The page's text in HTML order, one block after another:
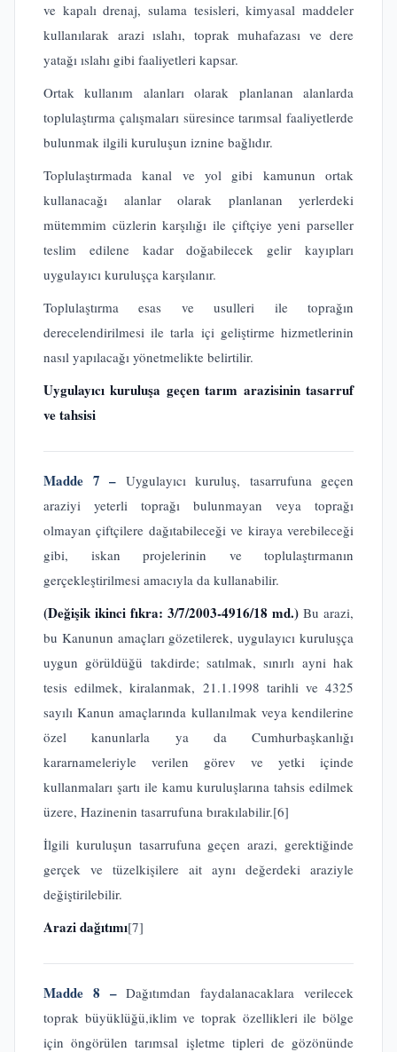
ve kapalı drenaj, sulama tesisleri, kimyasal maddeler
kullanılarak arazi ıslahı, toprak muhafazası ve dere
yatağı ıslahı gibi faaliyetleri kapsar.
Ortak kullanım alanları olarak planlanan alanlarda
toplulaştırma çalışmaları süresince tarımsal faaliyetlerde
bulunmak ilgili kuruluşun iznine bağlıdır.
Toplulaştırmada kanal ve yol gibi kamunun ortak
kullanacağı alanlar olarak planlanan yerlerdeki
mütemmim cüzlerin karşılığı ile çiftçiye yeni parseller
teslim edilene kadar doğabilecek gelir kayıpları
uygulayıcı kuruluşça karşılanır.
Toplulaştırma esas ve usulleri ile toprağın
derecelendirilmesi ile tarla içi geliştirme hizmetlerinin
nasıl yapılacağı yönetmelikte belirtilir.
Uygulayıcı kuruluşa geçen tarım arazisinin tasarruf
ve tahsisi
Madde 7 – Uygulayıcı kuruluş, tasarrufuna geçen
araziyi yeterli toprağı bulunmayan veya toprağı
olmayan çiftçilere dağıtabileceği ve kiraya verebileceği
gibi, iskan projelerinin ve toplulaştırmanın
gerçekleştirilmesi amacıyla da kullanabilir.
(Değişik ikinci fıkra: 3/7/2003-4916/18 md.) Bu arazi,
bu Kanunun amaçları gözetilerek, uygulayıcı kuruluşça
uygun görüldüğü takdirde; satılmak, sınırlı ayni hak
tesis edilmek, kiralanmak, 21.1.1998 tarihli ve 4325
sayılı Kanun amaçlarında kullanılmak veya kendilerine
özel kanunlarla ya da Cumhurbaşkanlığı
kararnameleriyle verilen görev ve yetki içinde
kullanmaları şartı ile kamu kuruluşlarına tahsis edilmek
üzere, Hazinenin tasarrufuna bırakılabilir.[6]
İlgili kuruluşun tasarrufuna geçen arazi, gerektiğinde
gerçek ve tüzelkişilere ait aynı değerdeki araziyle
değiştirilebilir.
Arazi dağıtımı[7]
Madde 8 –Dağıtımdan faydalanacaklara verilecek
toprak büyüklüğü,iklim ve toprak özellikleri ile bölge
için öngörülen tarımsal işletme tipleri de gözönünde